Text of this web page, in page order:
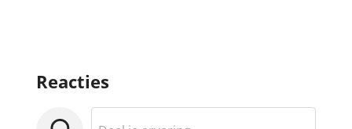
Reacties